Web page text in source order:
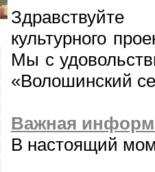
культурного
Мы с
«Волошинский
Важная
В настоящий